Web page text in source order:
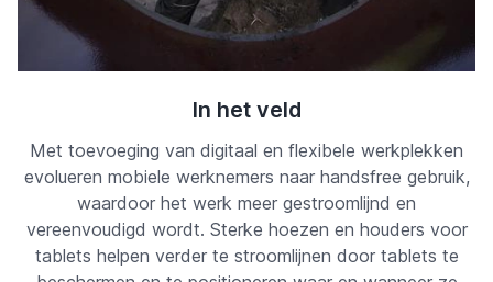
In het veld
Met toevoeging van digitaal en flexibele werkplekken
evolueren mobiele werknemers naar handsfree gebruik,
waardoor het werk meer gestroomlijnd en
vereenvoudigd wordt. Sterke hoezen en houders voor
tablets helpen verder te stroomlijnen door tablets te